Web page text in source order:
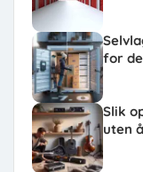
for
Slik
uten